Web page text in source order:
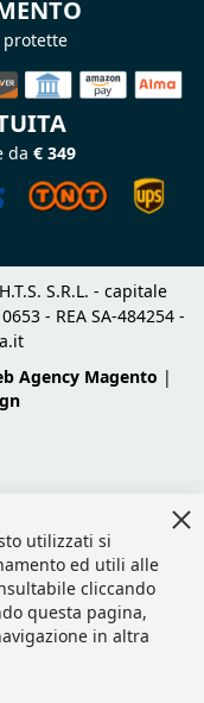
protette
da € 349
S.R.L. - capitale
- REA SA-484254 -
Agency Magento |
utilizzati si
ed utili alle
cliccando
questa pagina,
in altra